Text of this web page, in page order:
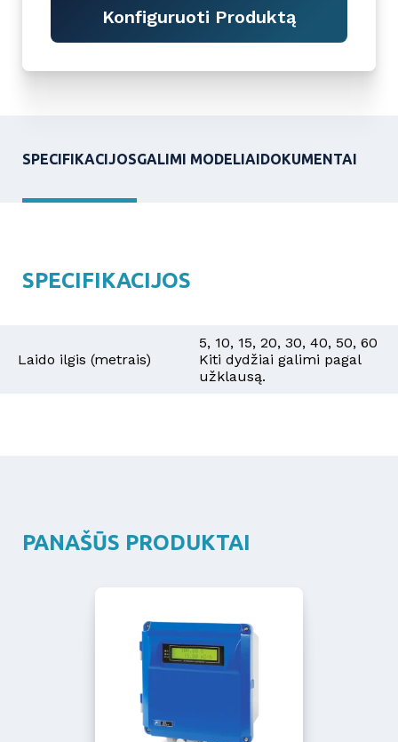
Konfiguruoti Produktą
SPECIFIKACIJOSGALIMI MODELIAIDOKUMENTAI
SPECIFIKACIJOS
Laido ilgis (metrais)
5, 10, 15, 20, 30, 40, 50, 60
Kiti dydžiai galimi pagal
užklausą.
PANAŠŪS PRODUKTAI